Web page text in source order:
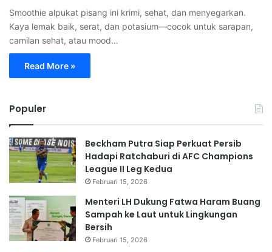
Smoothie alpukat pisang ini krimi, sehat, dan menyegarkan.
Kaya lemak baik, serat, dan potasium—cocok untuk sarapan,
camilan sehat, atau mood…
Read More »
Populer
Beckham Putra Siap Perkuat Persib
Hadapi Ratchaburi di AFC Champions
League II Leg Kedua
Februari 15, 2026
Menteri LH Dukung Fatwa Haram Buang
Sampah ke Laut untuk Lingkungan
Bersih
Februari 15, 2026